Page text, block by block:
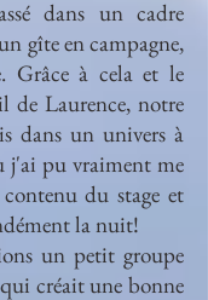
dans un cadre
gîte en campagne,
Grâce à cela et le
de Laurence, notre
dans un univers à
j'ai pu vraiment me
du stage et
la nuit!
un petit groupe
créait une bonne